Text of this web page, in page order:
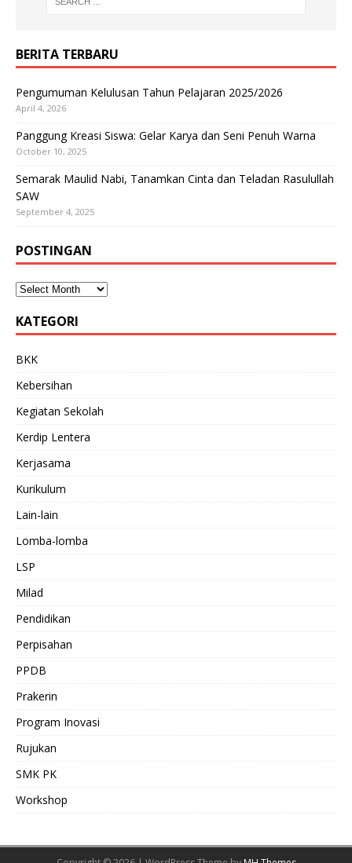
BERITA TERBARU
Pengumuman Kelulusan Tahun Pelajaran 2025/2026
April 4, 2026
Panggung Kreasi Siswa: Gelar Karya dan Seni Penuh Warna
October 10, 2025
Semarak Maulid Nabi, Tanamkan Cinta dan Teladan Rasulullah
SAW
September 4, 2025
POSTINGAN
KATEGORI
BKK
Kebersihan
Kegiatan Sekolah
Kerdip Lentera
Kerjasama
Kurikulum
Lain-lain
Lomba-lomba
LSP
Milad
Pendidikan
Perpisahan
PPDB
Prakerin
Program Inovasi
Rujukan
SMK PK
Workshop